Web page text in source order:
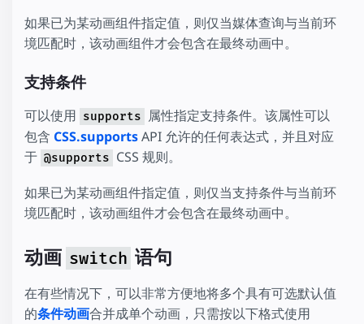
如果已为某动画组件指定值，则仅当媒体查询与当前环
境匹配时，该动画组件才会包含在最终动画中。
支持条件
可以使用 supports
属性指定支持条件。该属性可以
包含 CSS.supportsAPI 允许的任何表达式，并且对应
于 @supports CSS 规则。
如果已为某动画组件指定值，则仅当支持条件与当前环
境匹配时，该动画组件才会包含在最终动画中。
动画 switch 语句
在有些情况下，可以非常方便地将多个具有可选默认值
的条件动画合并成单个动画，只需按以下格式使用